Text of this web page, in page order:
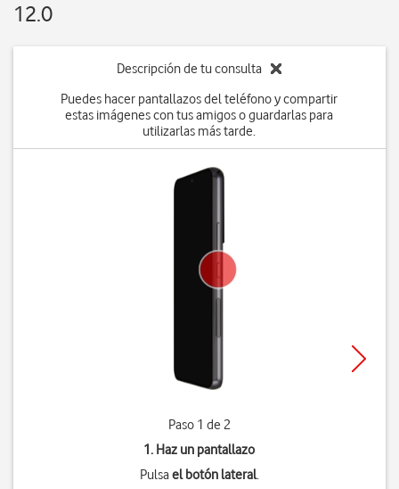
12.0
Descripción de tu consulta
Puedes hacer pantallazos del teléfono y compartir
estas imágenes con tus amigos o guardarlas para
utilizarlas más tarde.
Paso 1 de 2
1. Haz un pantallazo
Pulsael botón lateral.